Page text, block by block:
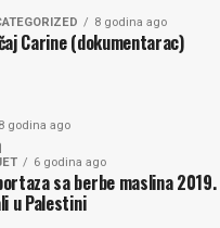
8 godina ago
Carine (dokumentarac)
godina ago
6 godina ago
sa berbe maslina 2019.
u Palestini